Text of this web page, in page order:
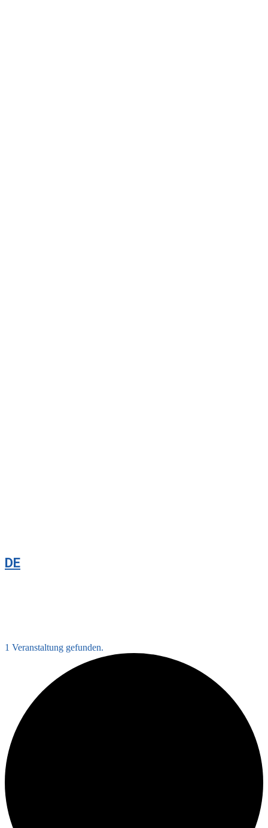
DE
1 Veranstaltung gefunden.